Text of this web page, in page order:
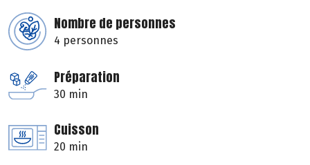
Nombre de personnes
4 personnes
Préparation
30 min
Cuisson
20 min